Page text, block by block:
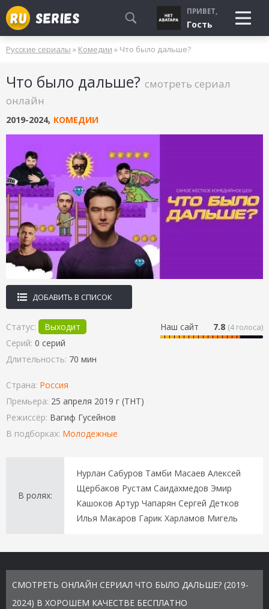
СМОТРЮ
БУДУ СМОТРЕТЬ
УЖЕ СМОТРЕЛ
ПРИВЕТ,
Гость
Русские сериалы » Комедии » Что было дальше?
Что было дальше? смотреть сериал
онлайн
2019-2024, КОМЕДИИ
ДОБАВИТЬ В СПИСОК
Наш сайт 7.8 (4голоса)
Статус:
Выходит
Серий: 0 серий
Длительность: 70 мин
Страна: Россия
Премьера: 25 апреля 2019 г (ТНТ)
Режиссёр: Вагиф Гусейнов
В подборках: Молодежные
В ролях:
Нурлан Сабуров Тамби Масаев Алексей
Щербаков Рустам Саидахмедов Эмир
Кашоков Артур Чапарян Сергей Детков
Илья Макаров Гарик Харламов Мигель
СМОТРЕТЬ ОНЛАЙН СЕРИАЛ ЧТО БЫЛО ДАЛЬШЕ? (2019-
2024) В ХОРОШЕМ КАЧЕСТВЕ БЕСПЛАТНО